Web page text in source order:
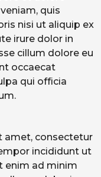
quis
nisi ut aliquip ex
irure dolor in
cillum dolore eu
occaecat
qui officia
amet, consectetur
incididunt ut
enim ad minim